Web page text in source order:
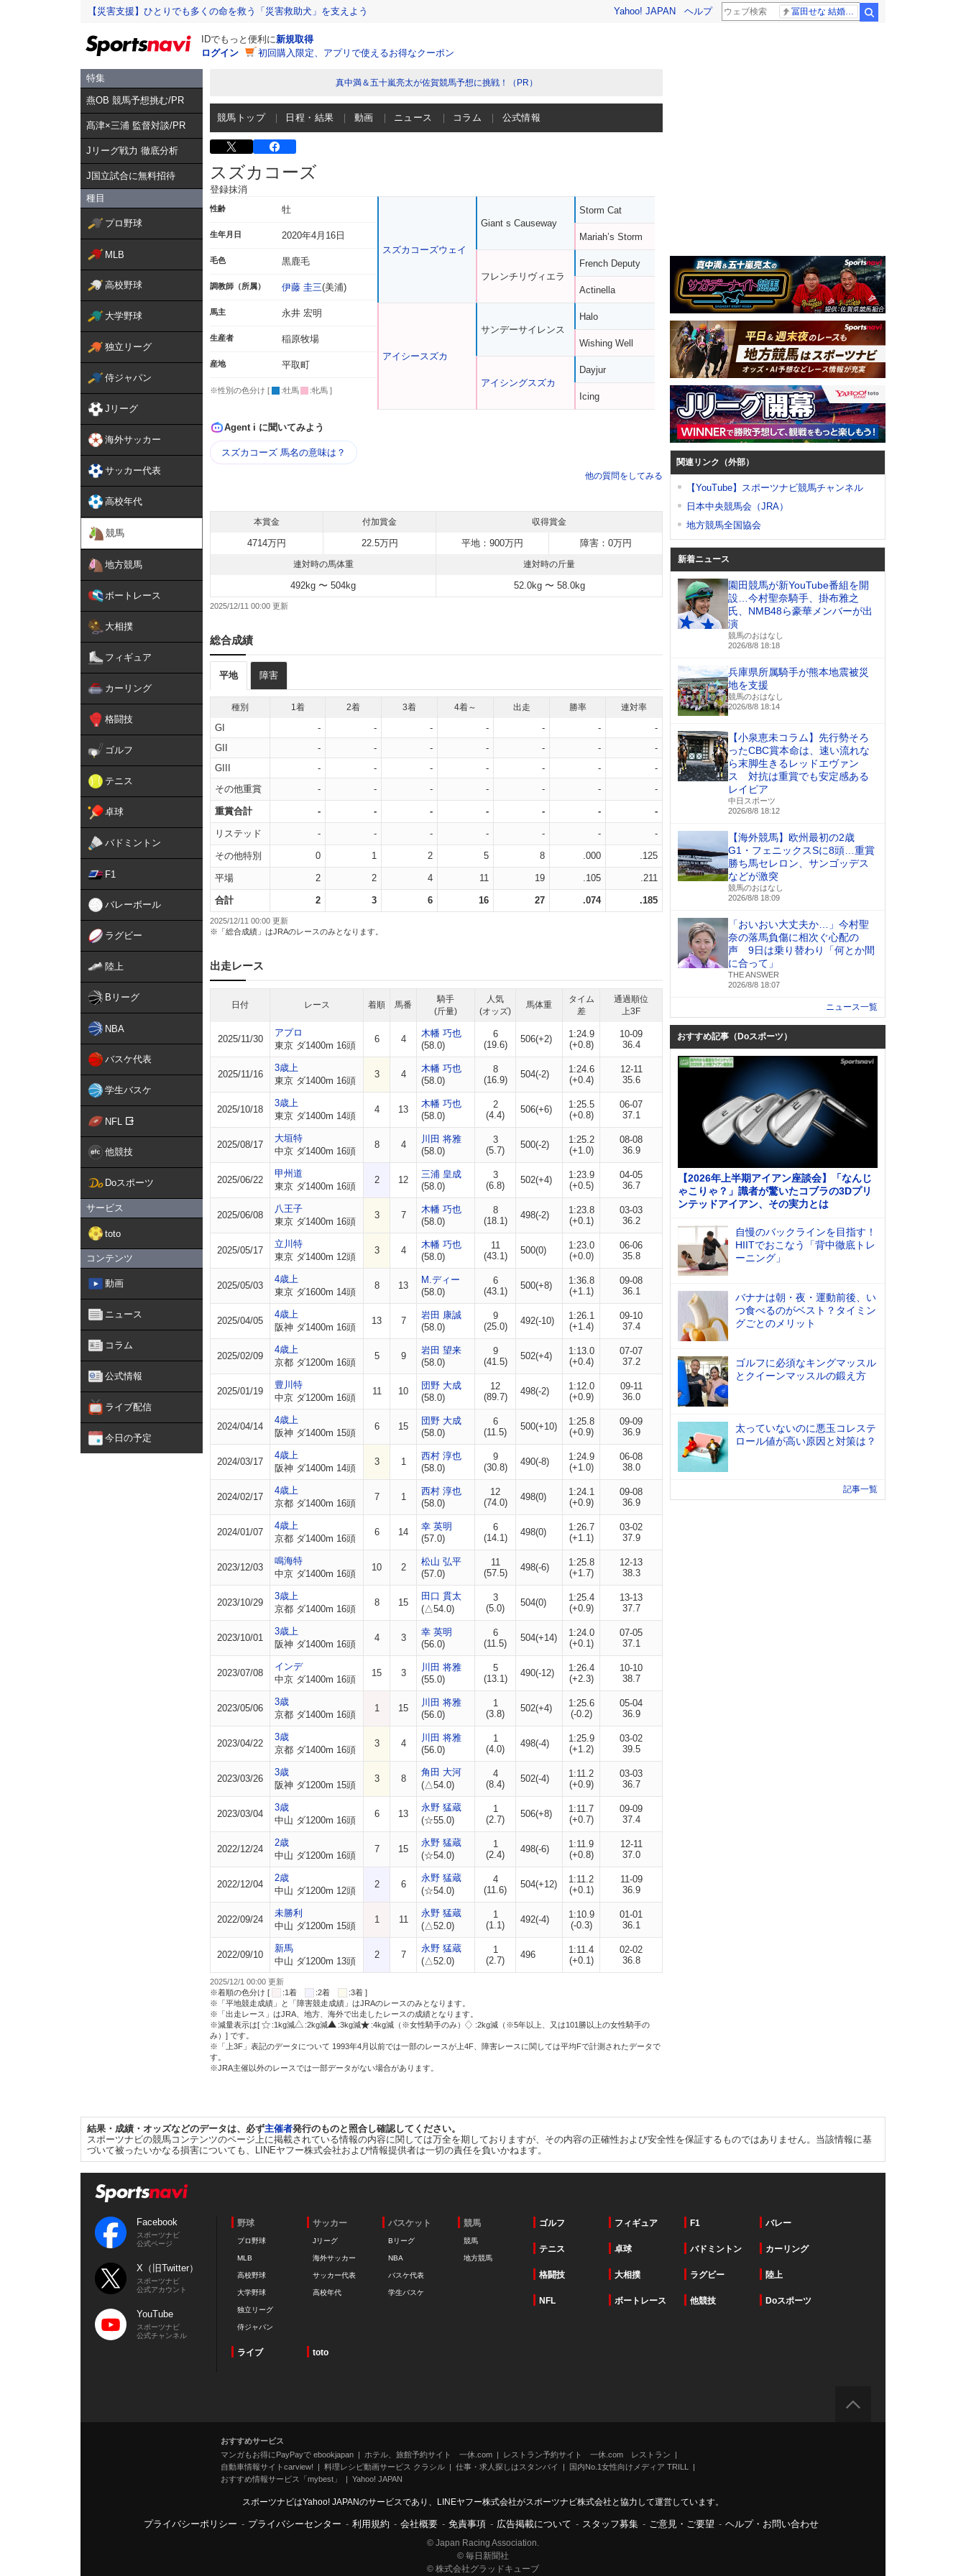
【災害支援】ひとりでも多くの命を救う「災害救助犬」を支えよう Yahoo! JAPAN ヘルプ
IDでもっと便利に新規取得
ログイン
初回購入限定、アプリで使えるお得なクーポン
特集
燕OB 競馬予想挑む/PR
髙津×三浦 監督対談/PR
Jリーグ戦力 徹底分析
J国立試合に無料招待
種目
プロ野球
MLB
高校野球
大学野球
独立リーグ
侍ジャパン
Jリーグ
海外サッカー
サッカー代表
高校年代
競馬
地方競馬
ボートレース
大相撲
フィギュア
カーリング
格闘技
ゴルフ
テニス
卓球
バドミントン
F1
バレーボール
ラグビー
陸上
Bリーグ
NBA
バスケ代表
学生バスケ
NFL
他競技
Doスポーツ
サービス
toto
コンテンツ
動画
ニュース
コラム
公式情報
ライブ配信
今日の予定
真中満＆五十嵐亮太が佐賀競馬予想に挑戦！（PR）
競馬トップ 日程・結果 動画 ニュース コラム 公式情報
スズカコーズ
登録抹消
性齢 牡
生年月日 2020年4月16日
毛色 黒鹿毛
調教師（所属） 伊藤 圭三(美浦)
馬主 永井 宏明
生産者 稲原牧場
産地 平取町
※性別の色分け [ :牡馬 :牝馬 ]
スズカコーズウェイ
アイシースズカ
Giant s Causeway
フレンチリヴィエラ
サンデーサイレンス
アイシングスズカ
Storm Cat
Mariah’s Storm
French Deputy
Actinella
Halo
Wishing Well
Dayjur
Icing
Agent i に聞いてみよう
スズカコーズ 馬名の意味は？
他の質問をしてみる
本賞金 付加賞金 収得賞金
4714万円 22.5万円 平地：900万円 障害：0万円
連対時の馬体重 連対時の斤量
492kg 〜 504kg 52.0kg 〜 58.0kg
2025/12/11 00:00
総合成績
平地 障害
種別 1着 2着 3着 4着～ 出走 勝率 連対率
GI - - - - - -
-
GII
- - - - - -
-
GIII
- - - - - -
-
その他重賞
- - - - - - -
重賞合計 - - - - - - -
リステッド - - - - - - -
その他特別 0 1 2 5 8 .000 .125
平場 2 2 4 11 19 .105 .211
合計 2 3 6 16 27 .074 .185
2025/12/11 00:00 更新
※「総合成績」はJRAのレースのみとなります。
出走レース
日付 レース 着順 馬番
騎手
(斤量)
人気
(オッズ)
馬体重
タイム
差
通過順位
上3F
2025/11/30
アプロ
東京 ダ1400m 16頭
6 4
木幡 巧也
(58.0)
6
(19.6)
506(+2)
1:24.9
(+0.8)
10-09
36.4
2025/11/16
3歳上
東京 ダ1400m 16頭
3 4
木幡 巧也
(58.0)
8
(16.9)
504(-2)
1:24.6
(+0.4)
12-11
35.6
2025/10/18
3歳上
東京 ダ1400m 14頭
4 13
木幡 巧也
(58.0)
2
(4.4)
506(+6)
1:25.5
(+0.8)
06-07
37.1
2025/08/17
大垣特
中京 ダ1400m 16頭
8 4
川田 将雅
(58.0)
3
(5.7)
500(-2)
1:25.2
(+1.0)
08-08
36.9
2025/06/22
甲州道
東京 ダ1400m 16頭
2 12
三浦 皇成
(58.0)
3
(6.8)
502(+4)
1:23.9
(+0.5)
04-05
36.7
2025/06/08
八王子
東京 ダ1400m 16頭
3 7
木幡 巧也
(58.0)
8
(18.1)
498(-2)
1:23.8
(+0.1)
03-03
36.2
2025/05/17
立川特
東京 ダ1400m 12頭
3 4
木幡 巧也
(58.0)
11
(43.1)
500(0)
1:23.0
(+0.0)
06-06
35.8
2025/05/03
4歳上
東京 ダ1600m 14頭
8 13
M.ディー
(58.0)
6
(43.1)
500(+8)
1:36.8
(+1.1)
09-08
36.1
2025/04/05
4歳上
阪神 ダ1400m 16頭
13 7
岩田 康誠
(58.0)
9
(25.0)
492(-10)
1:26.1
(+1.4)
09-10
37.4
2025/02/09
4歳上
京都 ダ1200m 16頭
5 9
岩田 望来
(58.0)
9
(41.5)
502(+4)
1:13.0
(+0.4)
07-07
37.2
2025/01/19
豊川特
中京 ダ1200m 16頭
11 10
団野 大成
(58.0)
12
(89.7)
498(-2)
1:12.0
(+0.9)
09-11
36.0
2024/04/14
4歳上
阪神 ダ1400m 15頭
6 15
団野 大成
(58.0)
6
(11.5)
500(+10)
1:25.8
(+0.9)
09-09
36.9
2024/03/17
4歳上
阪神 ダ1400m 14頭
3 1
西村 淳也
(58.0)
9
(30.8)
490(-8)
1:24.9
(+1.0)
06-08
38.0
2024/02/17
4歳上
京都 ダ1400m 16頭
7 1
西村 淳也
(58.0)
12
(74.0)
498(0)
1:24.1
(+0.9)
09-08
36.9
2024/01/07
4歳上
京都 ダ1400m 16頭
6 14
幸 英明
(57.0)
6
(14.1)
498(0)
1:26.7
(+1.1)
03-02
37.9
2023/12/03
鳴海特
中京 ダ1400m 16頭
10 2
松山 弘平
(57.0)
11
(57.5)
498(-6)
1:25.8
(+1.7)
12-13
38.3
2023/10/29
3歳上
京都 ダ1400m 16頭
8 15
田口 貫太
(△54.0)
3
(5.0)
504(0)
1:25.4
(+0.9)
13-13
37.7
2023/10/01
3歳上
阪神 ダ1400m 16頭
4 3
幸 英明
(56.0)
6
(11.5)
504(+14)
1:24.0
(+0.1)
07-05
37.1
2023/07/08
インデ
中京 ダ1400m 16頭
15 3
川田 将雅
(55.0)
5
(13.1)
490(-12)
1:26.4
(+2.3)
10-10
38.7
2023/05/06
3歳
京都 ダ1400m 16頭
1 15
川田 将雅
(56.0)
1
(3.8)
502(+4)
1:25.6
(-0.2)
05-04
36.9
2023/04/22
3歳
京都 ダ1400m 16頭
3 4
川田 将雅
(56.0)
1
(4.0)
498(-4)
1:25.9
(+1.2)
03-02
39.5
2023/03/26
3歳
阪神 ダ1200m 15頭
3 8
角田 大河
(△54.0)
4
(8.4)
502(-4)
1:11.2
(+0.9)
03-03
36.7
2023/03/04
3歳
中山 ダ1200m 16頭
6 13
永野 猛蔵
(☆55.0)
1
(2.7)
506(+8)
1:11.7
(+0.7)
09-09
37.4
2022/12/24
2歳
中山 ダ1200m 16頭
7 15
永野 猛蔵
(☆54.0)
1
(2.4)
498(-6)
1:11.9
(+0.8)
12-11
37.0
2022/12/04
2歳
中山 ダ1200m 12頭
2 6
永野 猛蔵
(☆54.0)
4
(11.6)
504(+12)
1:11.2
(+0.1)
11-09
36.9
2022/09/24
未勝利
中山 ダ1200m 15頭
1 11
永野 猛蔵
(△52.0)
1
(1.1)
492(-4)
1:10.9
(-0.3)
01-01
36.1
2022/09/10
新馬
中山 ダ1200m 13頭
2 7
永野 猛蔵
(△52.0)
1
(2.7)
496
1:11.4
(+0.1)
02-02
36.8
2025/12/1 00:00 更新
※着順の色分け [
:1着 :2着
:3着 ]
※「平地競走成績」と「障害競走成績」はJRAのレースのみとなります。
※「出走レース」はJRA、地方、海外で出走したレースの成績となります。
※減量表示は[
:1kg減 :2kg減 :3kg減 :4kg減（※女性騎手のみ）
:2kg減（※5年以上、又は101勝以上の女性騎手の
み）] です。
※「上3F」表記のデータについて 1993年4月以前では一部のレースが上4F、障害レースに関しては平均Fで計測されたデータで
す。
※JRA主催以外のレースでは一部データがない場合があります。
関連リンク（外部）
【YouTube】スポーツナビ競馬チャンネル
日本中央競馬会（JRA）
地方競馬全国協会
新着ニュース
園田競馬が新YouTube番組を開
設…今村聖奈騎手、掛布雅之
氏、NMB48ら豪華メンバーが出
演
競馬のおはなし
2026/8/8 18:18
兵庫県所属騎手が熊本地震被災
地を支援
競馬のおはなし
2026/8/8 18:14
【小泉恵未コラム】先行勢そろ
ったCBC賞本命は、速い流れな
ら末脚生きるレッドエヴァン
ス 対抗は重賞でも安定感ある
レイピア
中日スポーツ
2026/8/8 18:12
【海外競馬】欧州最初の2歳
G1・フェニックスSに8頭…重賞
勝ち馬セレロン、サンゴッデス
などが激突
競馬のおはなし
2026/8/8 18:09
「おいおい大丈夫か…」今村聖
奈の落馬負傷に相次ぐ心配の
声 9日は乗り替わり「何とか間
に合って」
THE ANSWER
2026/8/8 18:07
ニュース一覧
おすすめ記事（Doスポーツ）
【2026年上半期アイアン座談会】「なんじ
ゃこりゃ？」識者が驚いたコブラの3Dプリ
ンテッドアイアン、その実力とは
自慢のバックラインを目指す！
HIITでおこなう「背中徹底トレ
ーニング」
バナナは朝・夜・運動前後、い
つ食べるのがベスト？タイミン
グごとのメリット
ゴルフに必須なキングマッスル
とクイーンマッスルの鍛え方
太っていないのに悪玉コレステ
ロール値が高い原因と対策は？
記事一覧
結果・成績・オッズなどのデータは、必ず主催者発行のものと照合し確認してください。
スポーツナビの競馬コンテンツのページ上に掲載されている情報の内容に関しては万全を期しておりますが、その内容の正確性および安全性を保証するものではありません。当該情報に基
づいて被ったいかなる損害についても、LINEヤフー株式会社および情報提供者は一切の責任を負いかねます。
Facebook
スポーツナビ
公式ページ
X（旧Twitter）
スポーツナビ
公式アカウント
YouTube
スポーツナビ
公式チャンネル
野球
プロ野球
MLB
高校野球
大学野球
独立リーグ
侍ジャパン
サッカー
Jリーグ
海外サッカー
サッカー代表
高校年代
バスケット
Bリーグ
NBA
バスケ代表
学生バスケ
競馬
競馬
地方競馬
ゴルフ フィギュア F1 バレー
テニス 卓球 バドミントン カーリング
格闘技 大相撲 ラグビー 陸上
NFL ボートレース 他競技 Doスポーツ
ライブ toto
おすすめサービス
マンガもお得にPayPayで ebookjapan
ホテル、旅館予約サイト 一休.com
レストラン予約サイト 一休.com レストラン
自動車情報サイトcarview!
料理レシピ動画サービス クラシル 仕事・求人探しはスタンバイ
国内No.1女性向けメディア TRILL
おすすめ情報サービス「mybest」
Yahoo! JAPAN
スポーツナビはYahoo! JAPANのサービスであり、LINEヤフー株式会社がスポーツナビ株式会社と協力して運営しています。
プライバシーポリシー - プライバシーセンター - 利用規約 - 会社概要 - 免責事項 - 広告掲載について - スタッフ募集 - ご意見・ご要望 - ヘルプ・お問い合わせ
© Japan Racing Association.
© 毎日新聞社
© 株式会社グラッドキューブ